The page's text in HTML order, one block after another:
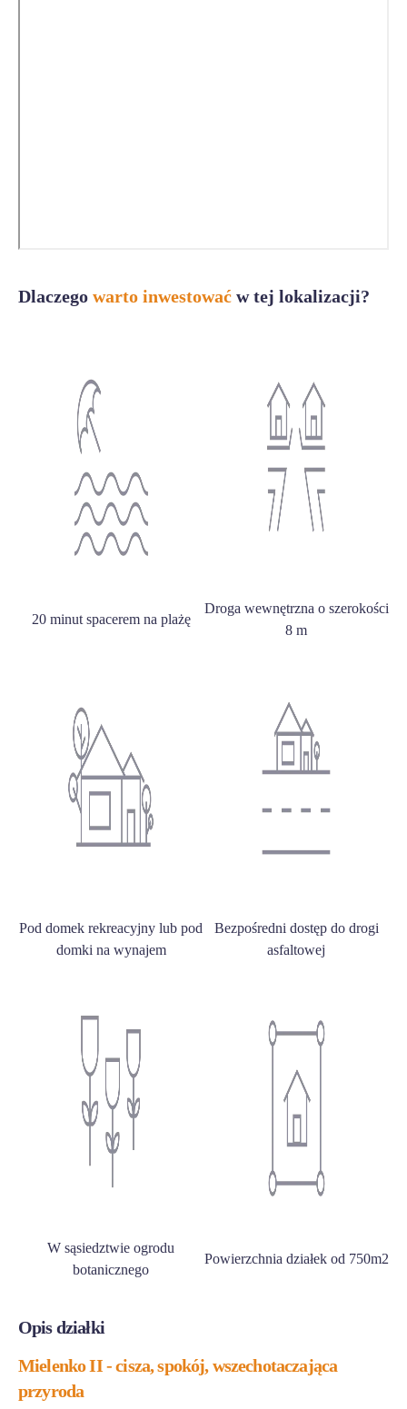
Dlaczego warto inwestować w tej lokalizacji?
20 minut spacerem na plażę
Droga wewnętrzna o szerokości
8 m
Pod domek rekreacyjny lub pod
domki na wynajem
Bezpośredni dostęp do drogi
asfaltowej
W sąsiedztwie ogrodu
botanicznego
Powierzchnia działek od 750m2
Opis działki
Mielenko II - cisza, spokój, wszechotaczająca
przyroda